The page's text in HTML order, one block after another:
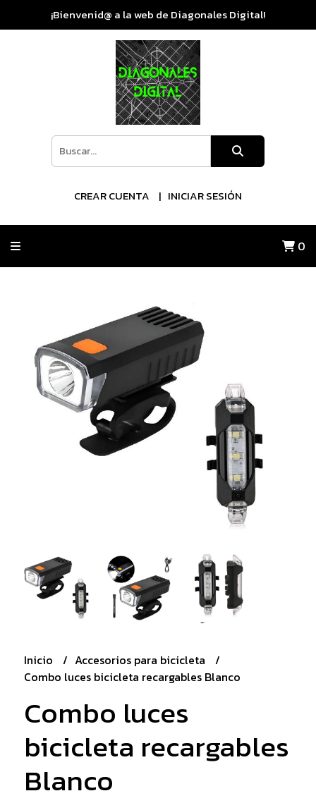
¡Bienvenid@ a la web de Diagonales Digital!
CREAR CUENTA INICIAR SESIÓN
0
Inicio
Accesorios para bicicleta
Combo luces bicicleta recargables Blanco
Combo luces
bicicleta recargables
Blanco